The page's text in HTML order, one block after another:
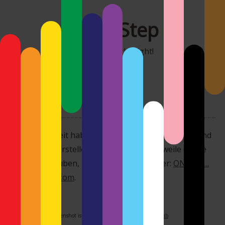
MonoStep
It's all about the light!
Seit einiger Zeit habe ich ja diese Seite in der Pipe und
will sie hier vorstellen. Auch wenn mittlerweile einige
darüber schruben, mir egal… jetzt und hier: ONE EX …
oder auch 1x.com.
Das Foto auf dem Screenshot ist von Rosalinde Philippin Limpscomb